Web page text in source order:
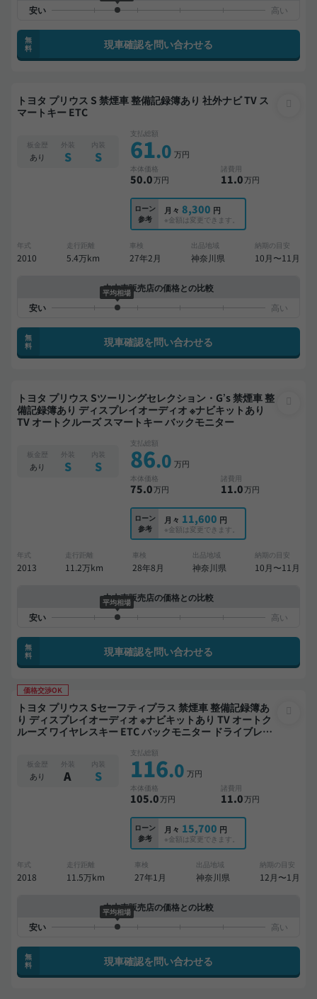
無
料
現車確認を問い合わせる
トヨタ プリウス S 禁煙車 整備記録簿あり 社外ナビ TV ス
マートキー ETC
板金歴
あり
外装
S
内装
S
支払総額
61.0 万円
本体価格
50.0万円
諸費用
11.0万円
ローン
参考
月々 8,300 円
※金額は変更できます。
年式
2010
走行距離
5.4万km
車検
27年2月
出品地域
神奈川県
納期の目安
10月〜11月
中古車販売店の価格との比較
平均相場
無
料
現車確認を問い合わせる
トヨタ プリウス Sツーリングセレクション・G’s 禁煙車 整
備記録簿あり ディスプレイオーディオ ※ナビキットあり
TV オートクルーズ スマートキー バックモニター
板金歴
あり
外装
S
内装
S
支払総額
86.0 万円
本体価格
75.0万円
諸費用
11.0万円
ローン
参考
月々 11,600 円
※金額は変更できます。
年式
2013
走行距離
11.2万km
車検
28年8月
出品地域
神奈川県
納期の目安
10月〜11月
中古車販売店の価格との比較
平均相場
無
料
現車確認を問い合わせる
価格交渉OK
トヨタ プリウス Sセーフティプラス 禁煙車 整備記録簿あ
り ディスプレイオーディオ ※ナビキットあり TV オートク
ルーズ ワイヤレスキー ETC バックモニター ドライブレコ
板金歴
あり
外装
A
内装
S
支払総額
116.0 万円
本体価格
105.0万円
諸費用
11.0万円
ローン
参考
月々 15,700 円
※金額は変更できます。
年式
2018
走行距離
11.5万km
車検
27年1月
出品地域
神奈川県
納期の目安
12月〜1月
中古車販売店の価格との比較
平均相場
無
料
現車確認を問い合わせる